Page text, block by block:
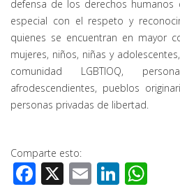
defensa de los derechos
especial con el respeto y
quienes se encuentran en mayor
mujeres, niños, niñas y
comunidad LGBTIOQ,
afrodescendientes, pueblos
personas privadas de libertad.
Comparte esto:
Facebook
X Email